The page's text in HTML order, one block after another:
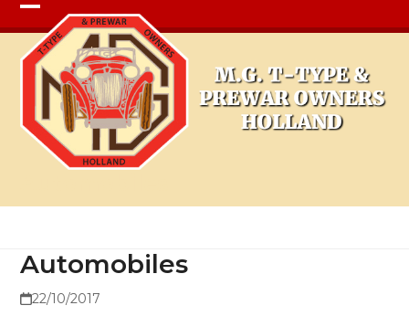
Open
mobile
menu
Close
mobile
menu
Automobiles
22/10/2017